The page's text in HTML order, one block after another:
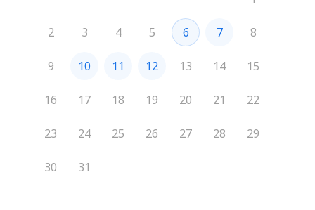
2 3 4 5 6 7 8
9 10 11 12 13 14 15
16 17 18 19 20 21 22
23 24 25 26 27 28 29
30 31